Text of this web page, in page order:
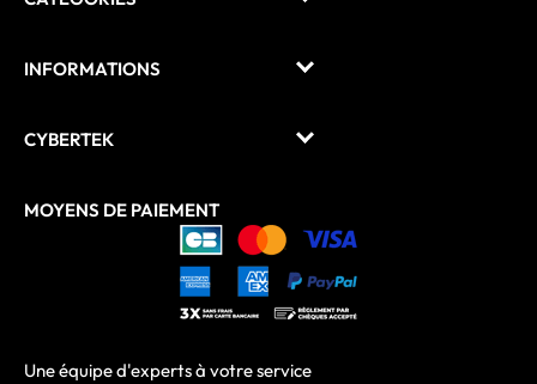
INFORMATIONS
CYBERTEK
MOYENS DE PAIEMENT
Une équipe d'experts à votre service